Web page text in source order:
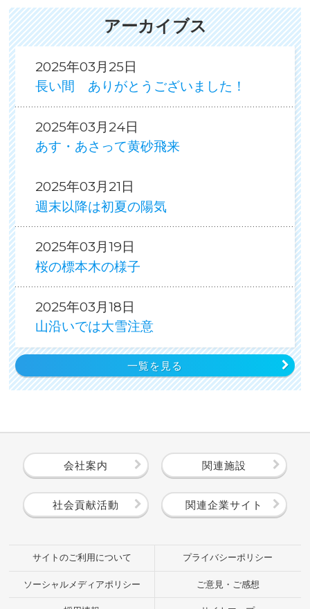
アーカイブス
2025年03月25日
長い間 ありがとうございました！
2025年03月24日
あす・あさって黄砂飛来
2025年03月21日
週末以降は初夏の陽気
2025年03月19日
桜の標本木の様子
2025年03月18日
山沿いでは大雪注意
一覧を見る
会社案内 関連施設
社会貢献活動 関連企業サイト
サイトのご利用について プライバシーポリシー
ソーシャルメディアポリシー ご意見・ご感想